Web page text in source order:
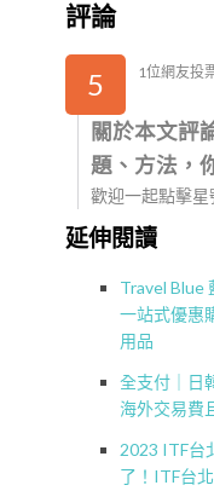
評論
5 1位網友投
關於本文評
題、方法，
歡迎一起點擊星
延伸閱讀
Travel Blue
一站式優惠
用品
全支付｜日
海外交易費
2023 ITF台
了！ITF台